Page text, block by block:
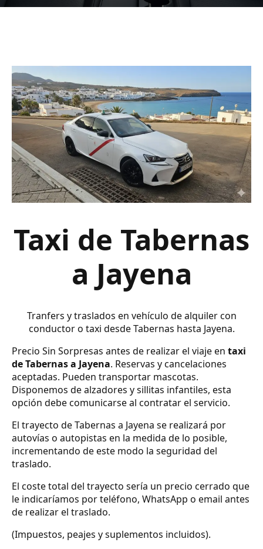
Taxi de Tabernas
a Jayena
Tranfers y traslados en vehículo de alquiler con
conductor o taxi desde Tabernas hasta Jayena.
Precio Sin Sorpresas antes de realizar el viaje en taxi
de Tabernas a Jayena. Reservas y cancelaciones
aceptadas. Pueden transportar mascotas.
Disponemos de alzadores y sillitas infantiles, esta
opción debe comunicarse al contratar el servicio.
El trayecto de Tabernas a Jayena se realizará por
autovías o autopistas en la medida de lo posible,
incrementando de este modo la seguridad del
traslado.
El coste total del trayecto sería un precio cerrado que
le indicaríamos por teléfono, WhatsApp o email antes
de realizar el traslado.
(Impuestos, peajes y suplementos incluidos).